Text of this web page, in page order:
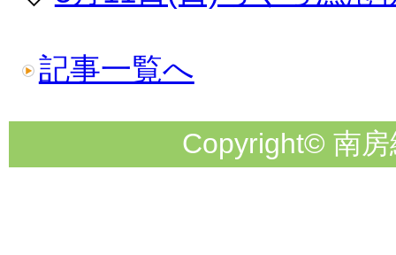
記事一覧へ
Copyright© 南